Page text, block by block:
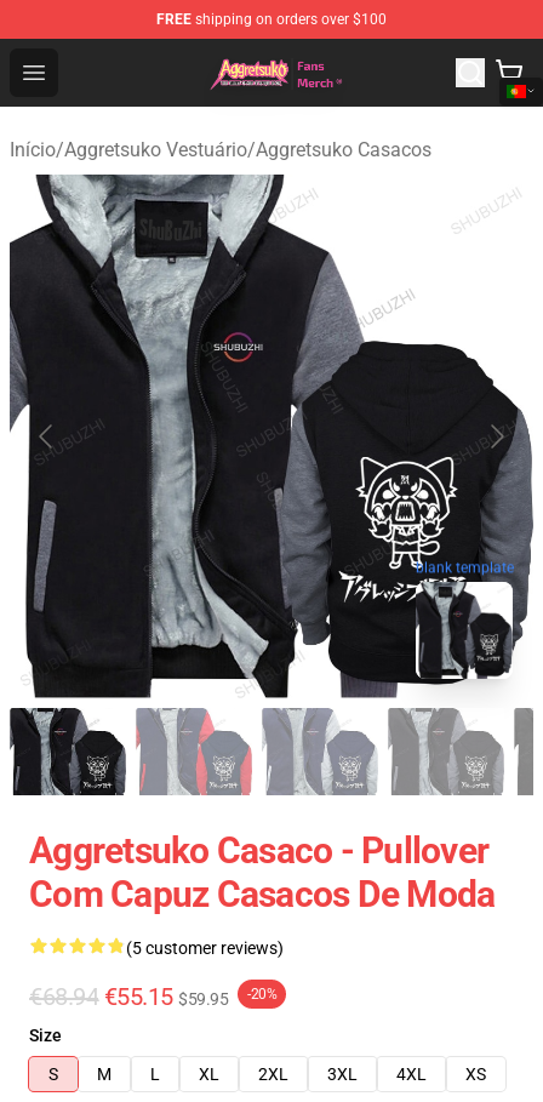
FREE shipping on orders over $100
Open menu
Aggretsuko Store - Official Aggretsuko Merchandise
Início/Aggretsuko Vestuário/Aggretsuko Casacos
blank template
Aggretsuko Casaco - Pullover
Com Capuz Casacos De Moda
(5 customer reviews)
€68.94 €55.15 $59.95 -20%
Size
S
M L XL 2XL 3XL 4XL XS